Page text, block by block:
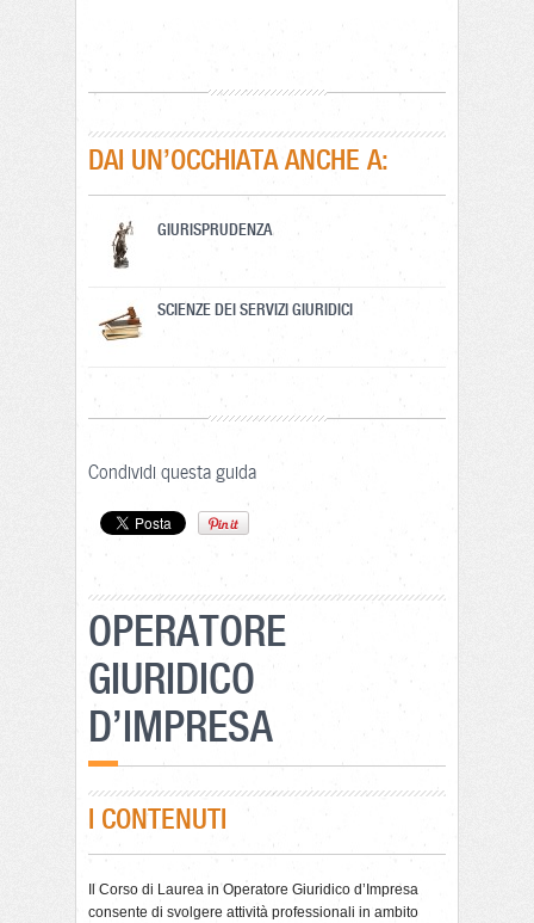
DAI UN’OCCHIATA ANCHE A:
GIURISPRUDENZA
SCIENZE DEI SERVIZI GIURIDICI
Condividi questa guida
OPERATORE
GIURIDICO
D’IMPRESA
I CONTENUTI
Il Corso di Laurea in Operatore Giuridico d’Impresa
consente di svolgere attività professionali in ambito